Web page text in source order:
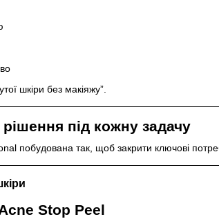
шкіри без макіяжу”.
рішення під кожну задачу
побудована так, щоб закрити ключові
Stop Peel